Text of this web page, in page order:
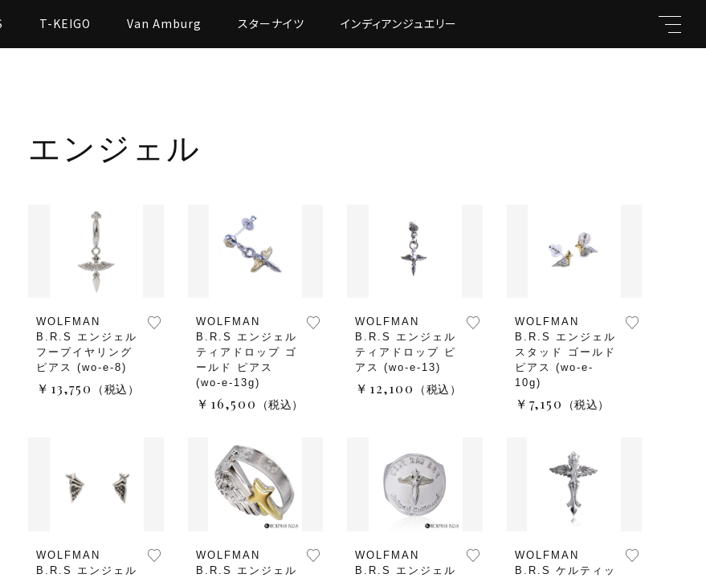
T-KEIGO Van Amburg スターナイツ インディアンジュエリー
エンジェル
WOLFMAN
B.R.S エンジェル
フープイヤリング
ピアス (wo-e-8)
￥13,750 （税込）
WOLFMAN
B.R.S エンジェル
ティアドロップ ゴ
ールド ピアス
(wo-e-13g)
￥16,500 （税込）
WOLFMAN
B.R.S エンジェル
ティアドロップ ピ
アス (wo-e-13)
￥12,100 （税込）
WOLFMAN
B.R.S エンジェル
スタッド ゴールド
ピアス (wo-e-
10g)
￥7,150 （税込）
WOLFMAN
B.R.S エンジェル
WOLFMAN
B.R.S エンジェル
WOLFMAN
B.R.S エンジェル
WOLFMAN
B.R.S ケルティッ
親カテゴリ
子カテゴリ
価格帯
並び順